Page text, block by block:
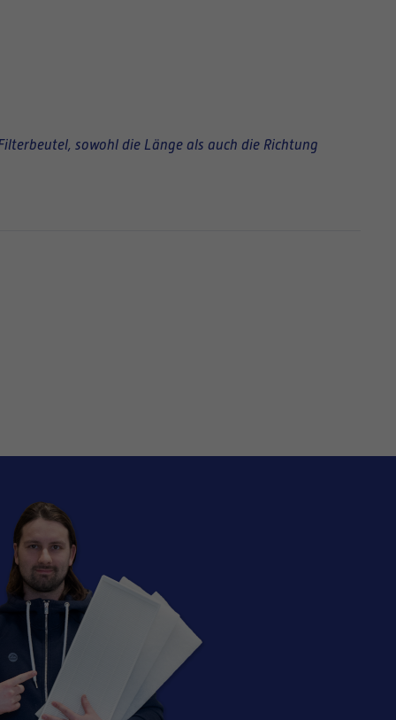
sowohl die Länge als auch die Richtung